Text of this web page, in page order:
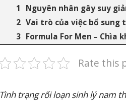
Nguyên nhân gây suy
Vai trò của việc bổ
Formula For Men –
Rate this
Tình trạng rối loạn sinh lý nam